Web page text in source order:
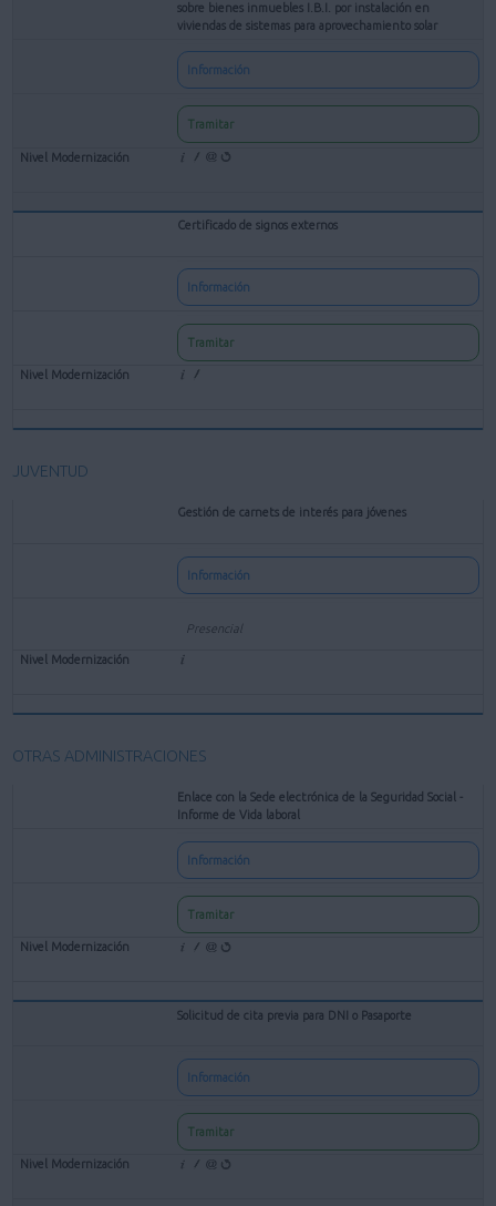
sobre bienes inmuebles I.B.I. por instalación en
viviendas de sistemas para aprovechamiento solar
Información
Tramitar
Certificado de signos externos
Información
Tramitar
JUVENTUD
Gestión de carnets de interés para jóvenes
Información
Presencial
OTRAS ADMINISTRACIONES
Enlace con la Sede electrónica de la Seguridad Social -
Informe de Vida laboral
Información
Tramitar
Solicitud de cita previa para DNI o Pasaporte
Información
Tramitar